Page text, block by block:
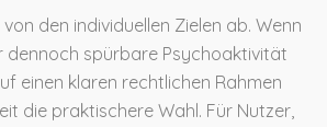
den individuellen Zielen ab. Wenn
dennoch spürbare Psychoaktivität
einen klaren rechtlichen Rahmen
die praktischere Wahl. Für Nutzer,